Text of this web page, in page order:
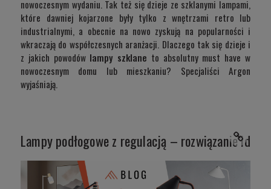
nowoczesnym wydaniu. Tak też się dzieje ze szklanymi lampami,
które dawniej kojarzone były tylko z wnętrzami retro lub
industrialnymi, a obecnie na nowo zyskują na popularności i
wkraczają do współczesnych aranżacji. Dlaczego tak się dzieje i
z jakich powodów lampy szklane to absolutny must have w
nowoczesnym domu lub mieszkaniu? Specjaliści Argon
wyjaśniają.
Lampy podłogowe z regulacją – rozwiązanie